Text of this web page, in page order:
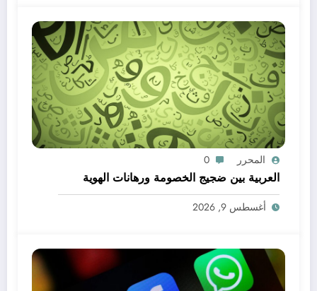
المحرر 0
العربية بين ضجيج الخصومة ورهانات الهوية
أغسطس 9, 2026